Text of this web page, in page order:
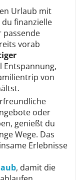
Urlaub mit
finanzielle
passende
vorab
Entspannung,
von
oder
genießt du
Wege. Das
Erlebnisse
, damit die